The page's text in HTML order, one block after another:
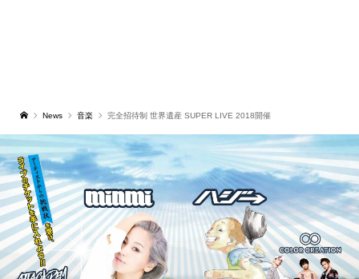
News 音楽 完全招待制 世界遺産 SUPER LIVE 2018開催